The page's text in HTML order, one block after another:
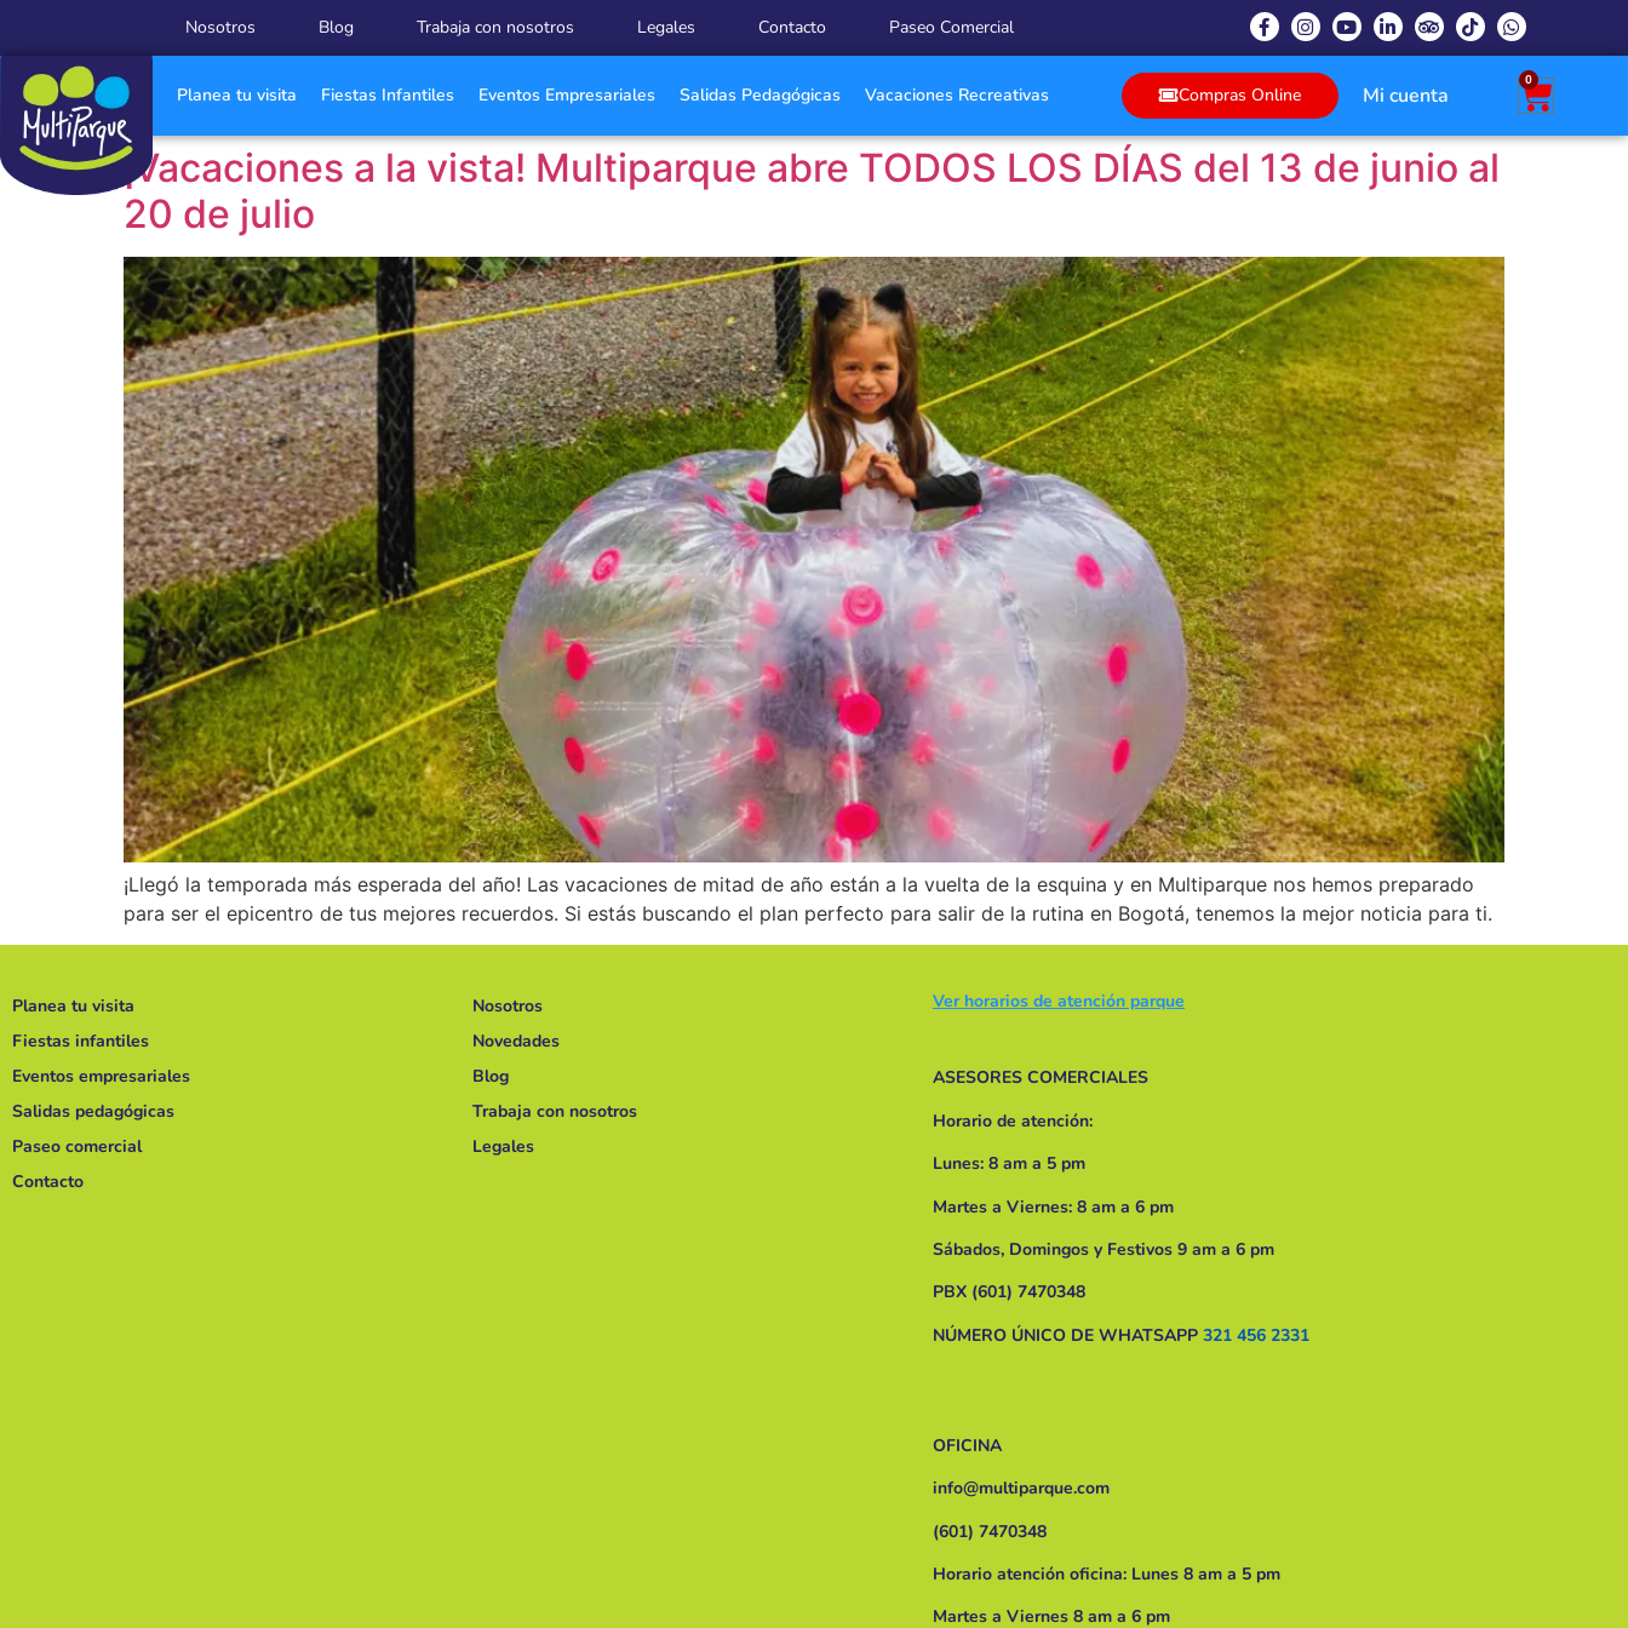
Nosotros Blog Trabaja con nosotros Legales Contacto Paseo Comercial
Planea tu visita Fiestas Infantiles Eventos Empresariales Salidas Pedagógicas Vacaciones Recreativas Compras Online Mi cuenta
0
¡Vacaciones a la vista! Multiparque abre TODOS LOS DÍAS del 13 de junio al
20 de julio
¡Llegó la temporada más esperada del año! Las vacaciones de mitad de año están a la vuelta de la esquina y en Multiparque nos hemos preparado
para ser el epicentro de tus mejores recuerdos. Si estás buscando el plan perfecto para salir de la rutina en Bogotá, tenemos la mejor noticia para ti.
Planea tu visita
Fiestas infantiles
Eventos empresariales
Salidas pedagógicas
Paseo comercial
Contacto
Nosotros
Novedades
Blog
Trabaja con nosotros
Legales
Ver horarios de atención parque
ASESORES COMERCIALES
Horario de atención:
Lunes: 8 am a 5 pm
Martes a Viernes: 8 am a 6 pm
Sábados, Domingos y Festivos 9 am a 6 pm
PBX (601) 7470348
NÚMERO ÚNICO DE WHATSAPP 321 456 2331
OFICINA
info@multiparque.com
(601) 7470348
Horario atención oficina: Lunes 8 am a 5 pm
Martes a Viernes 8 am a 6 pm